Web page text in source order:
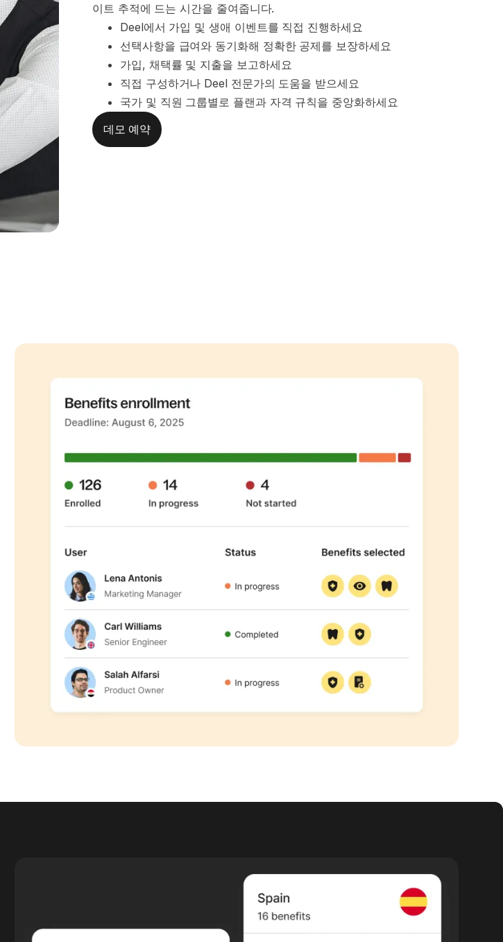
이트 추적에 드는 시간을 줄여줍니다.
Deel에서 가입 및 생애 이벤트를 직접 진행하세요
선택사항을 급여와 동기화해 정확한 공제를 보장하세요
가입, 채택률 및 지출을 보고하세요
직접 구성하거나 Deel 전문가의 도움을 받으세요
국가 및 직원 그룹별로 플랜과 자격 규칙을 중앙화하세요
데모 예약